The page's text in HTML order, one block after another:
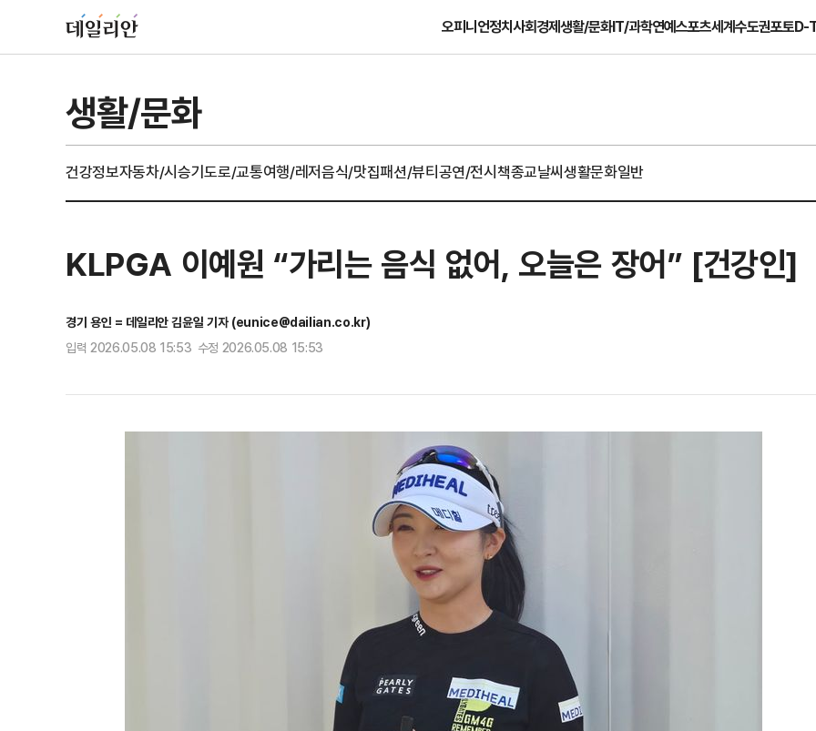
오피니언정치사회경제생활/문화IT/과학연예스포츠세계수도권포토D-
생활/문화
건강정보자동차/시승기도로/교통여행/레저음식/맛집패션/뷰티공연/전시책종교날씨생활문화일반
KLPGA 이예원 “가리는 음식 없어, 오늘은 장어” [건강인]
경기 용인 = 데일리안 김윤일 기자 (eunice@dailian.co.kr)
입력 2026.05.08 15:53 수정 2026.05.08 15:53